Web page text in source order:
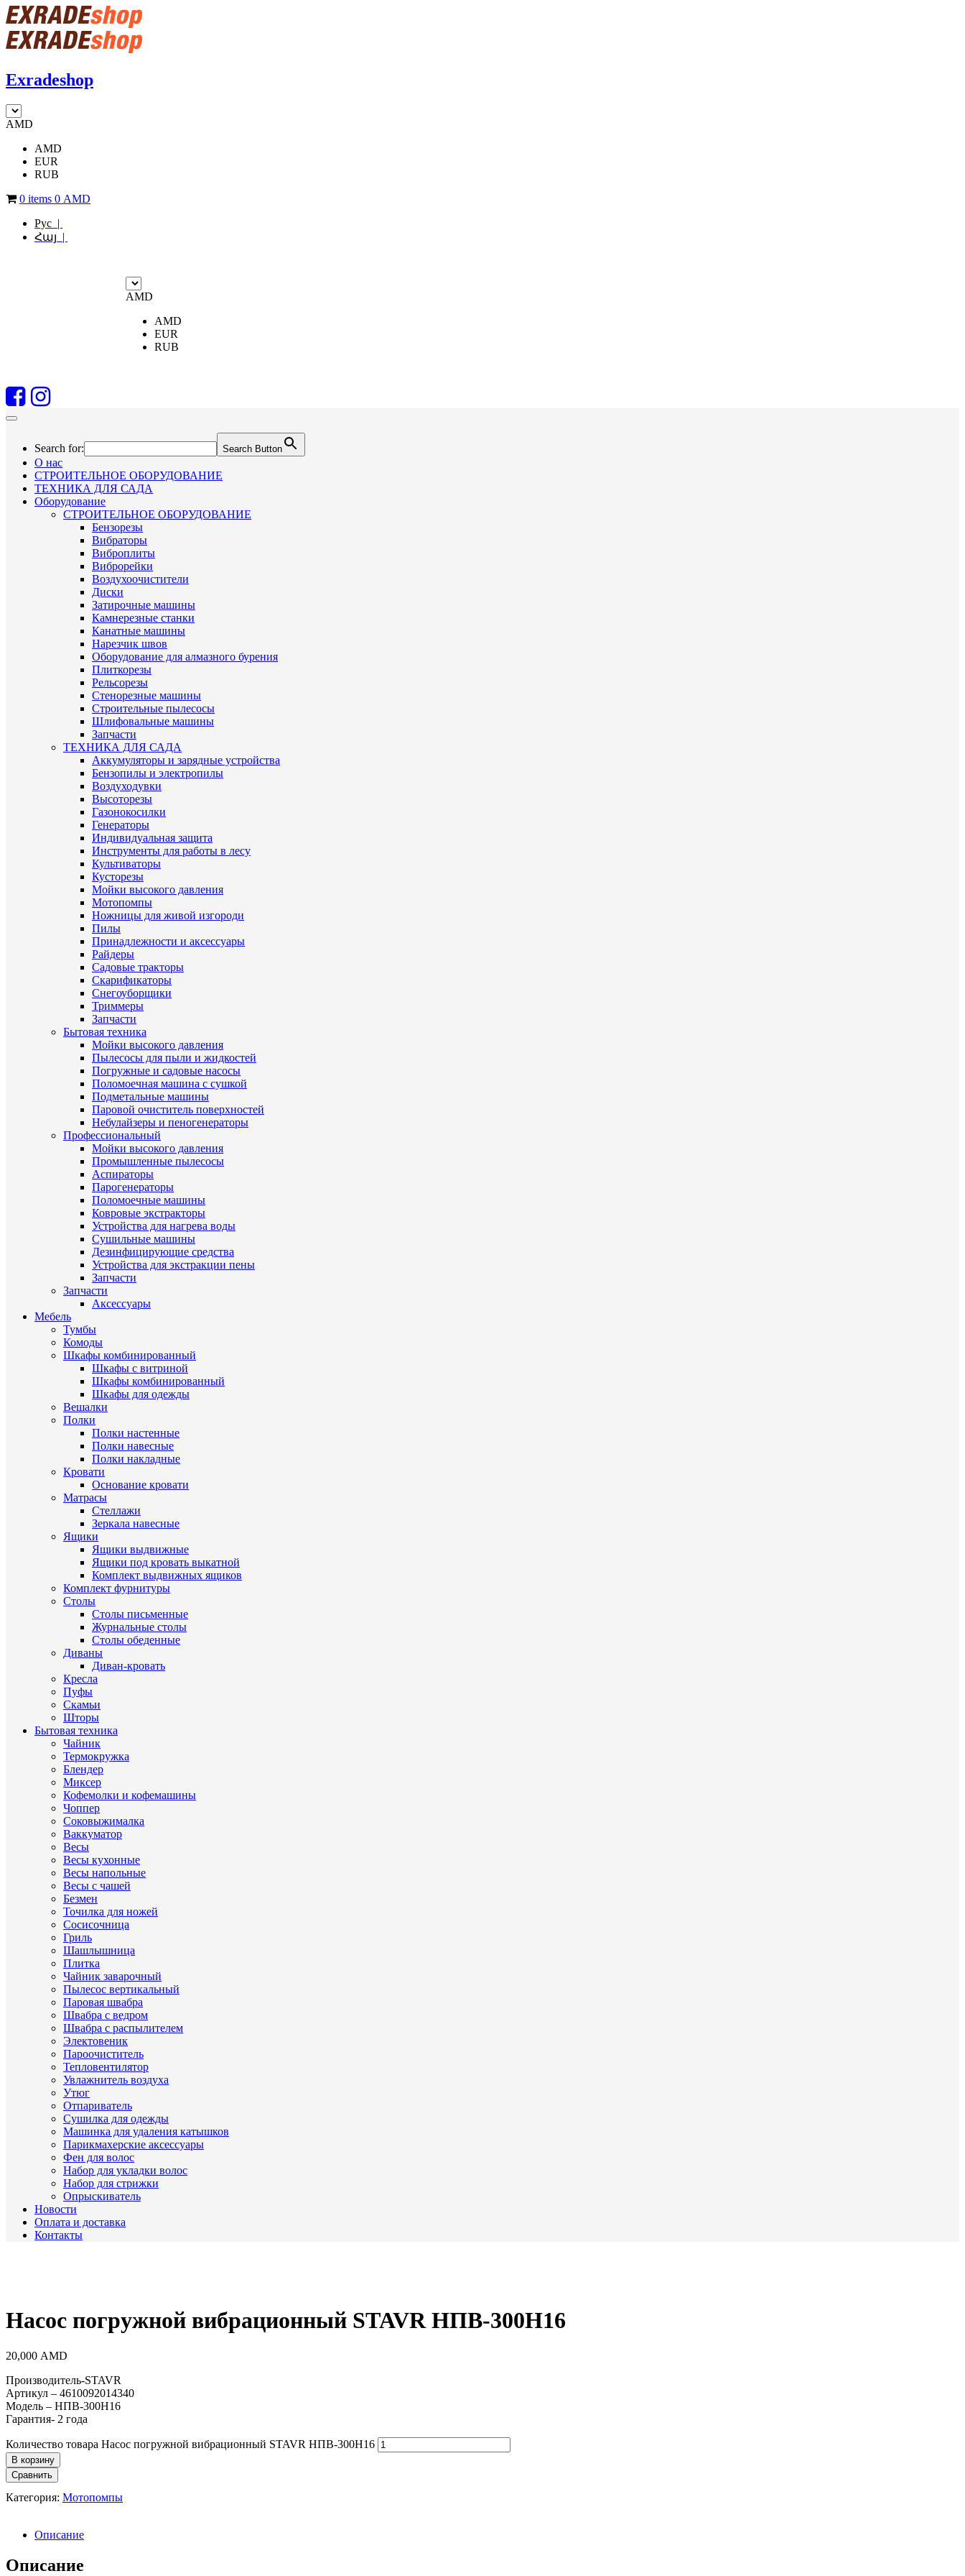
Exradeshop
AMD
AMD
EUR
RUB
0 items 0 AMD
Рус |
Հայ |
AMD
AMD
EUR
RUB
Search for: Search Button
О нас
СТРОИТЕЛЬНОЕ ОБОРУДОВАНИЕ
ТЕХНИКА ДЛЯ САДА
Оборудование
СТРОИТЕЛЬНОЕ ОБОРУДОВАНИЕ
Бензорезы
Вибраторы
Виброплиты
Виброрейки
Воздухоочистители
Диски
Затирочные машины
Камнерезные станки
Канатные машины
Нарезчик швов
Оборудование для алмазного бурения
Плиткорезы
Рельсорезы
Стенорезные машины
Строительные пылесосы
Шлифовальные машины
Запчасти
ТЕХНИКА ДЛЯ САДА
Аккумуляторы и зарядные устройства
Бензопилы и электропилы
Воздуходувки
Высоторезы
Газонокосилки
Генераторы
Индивидуальная защита
Инструменты для работы в лесу
Культиваторы
Кусторезы
Мойки высокого давления
Мотопомпы
Ножницы для живой изгороди
Пилы
Принадлежности и аксессуары
Райдеры
Садовые тракторы
Скарификаторы
Снегоуборщики
Триммеры
Запчасти
Бытовая техника
Мойки высокого давления
Пылесосы для пыли и жидкостей
Погружные и садовые насосы
Поломоечная машина с сушкой
Подметальные машины
Паровой очиститель поверхностей
Небулайзеры и пеногенераторы
Профессиональный
Мойки высокого давления
Промышленные пылесосы
Аспираторы
Парогенераторы
Поломоечные машины
Ковровые экстракторы
Устройства для нагрева воды
Сушильные машины
Дезинфицирующие средства
Устройства для экстракции пены
Запчасти
Запчасти
Аксессуары
Мебель
Тумбы
Комоды
Шкафы комбинированный
Шкафы с витриной
Шкафы комбинированный
Шкафы для одежды
Вешалки
Полки
Полки настенные
Полки навесные
Полки накладные
Кровати
Основание кровати
Матрасы
Стеллажи
Зеркала навесные
Ящики
Ящики выдвижные
Ящики под кровать выкатной
Комплект выдвижных ящиков
Комплект фурнитуры
Столы
Столы письменные
Журнальные cтолы
Столы обеденные
Диваны
Диван-кровать
Кресла
Пуфы
Скамьи
Шторы
Бытовая техника
Чайник
Термокружка
Блендер
Миксер
Кофемолки и кофемашины
Чоппер
Соковыжималка
Ваккуматор
Весы
Весы кухонные
Весы напольные
Весы с чашей
Безмен
Точилка для ножей
Сосисочница
Гриль
Шашлышница
Плитка
Чайник заварочный
Пылесос вертикальный
Паровая швабра
Швабра с ведром
Швабра с распылителем
Электовеник
Пароочиститель
Тепловентилятор
Увлажнитель воздуха
Утюг
Отпариватель
Сушилка для одежды
Машинка для удаления катышков
Парикмахерские аксессуары
Фен для волос
Набор для укладки волос
Набор для стрижки
Опрыскиватель
Новости
Оплата и доставка
Контакты
Насос погружной вибрационный STAVR НПВ-300Н16
20,000 AMD
Производитель-STAVR
Артикул – 4610092014340
Модель – НПВ-300Н16
Гарантия- 2 года
Количество товара Насос погружной вибрационный STAVR НПВ-300Н16
В корзину
Сравнить
Категория: Мотопомпы
Описание
Описание